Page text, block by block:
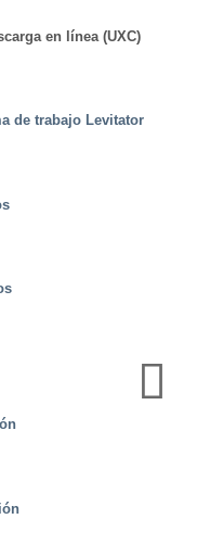
en línea (UXC)
de trabajo Levitator